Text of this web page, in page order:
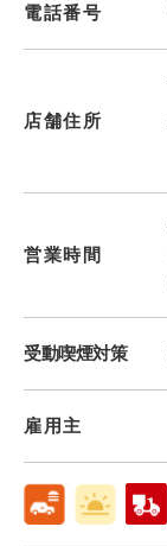
電話番号
店舗住所
営業時間
受動喫煙対策
雇用主